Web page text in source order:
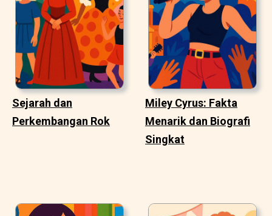
Sejarah dan
Perkembangan Rok
Miley Cyrus: Fakta
Menarik dan Biografi
Singkat